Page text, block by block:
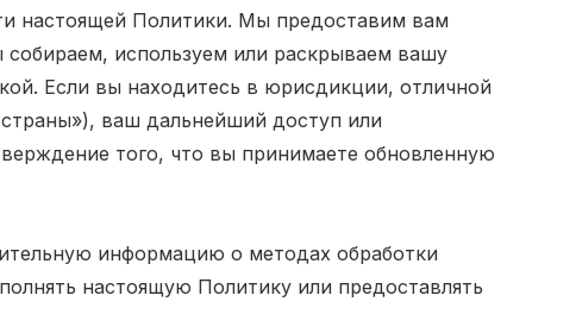
настоящей Политики. Мы предоставим вам
используем или раскрываем вашу
Если вы находитесь в юрисдикции, отличной
ваш дальнейший доступ или
того, что вы принимаете обновленную
информацию о методах обработки
настоящую Политику или предоставлять